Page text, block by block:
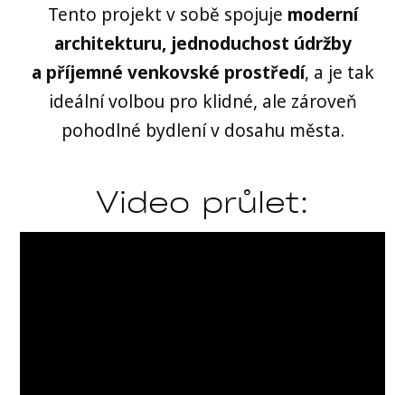
Tento projekt v sobě spojuje moderní
architekturu, jednoduchost údržby
a příjemné venkovské prostředí, a je tak
ideální volbou pro klidné, ale zároveň
pohodlné bydlení v dosahu města.
Video průlet: